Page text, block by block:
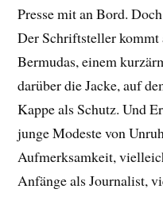
Presse mit an Bord.
Der Schriftsteller kommt
Bermudas, einem
darüber die Jacke, auf
Kappe als Schutz. Und
junge Modeste von
Aufmerksamkeit,
Anfänge als Journalist,